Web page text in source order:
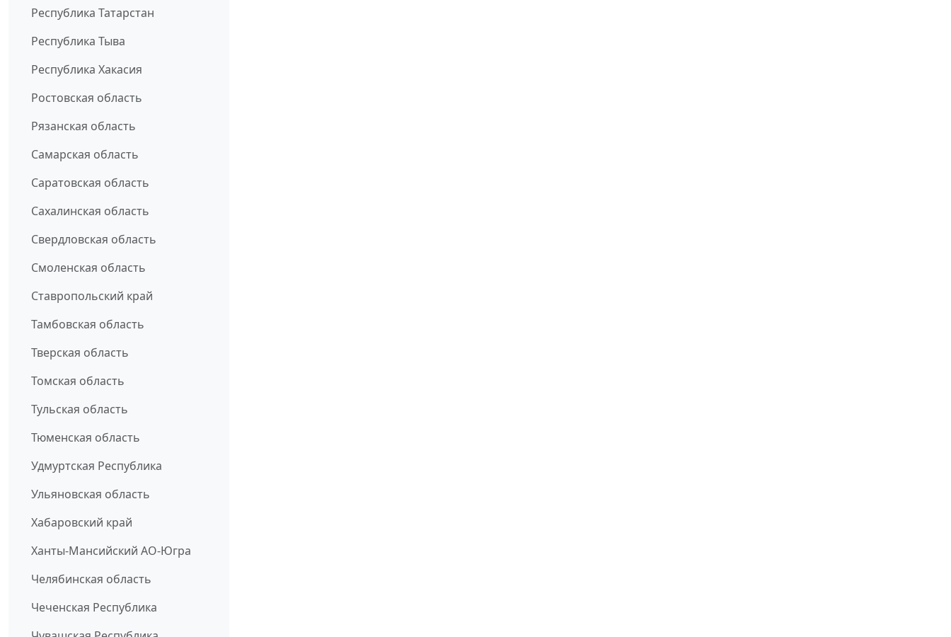
Республика Татарстан
Республика Тыва
Республика Хакасия
Ростовская область
Рязанская область
Самарская область
Саратовская область
Сахалинская область
Свердловская область
Смоленская область
Ставропольский край
Тамбовская область
Тверская область
Томская область
Тульская область
Тюменская область
Удмуртская Республика
Ульяновская область
Хабаровский край
Ханты-Мансийский АО-Югра
Челябинская область
Чеченская Республика